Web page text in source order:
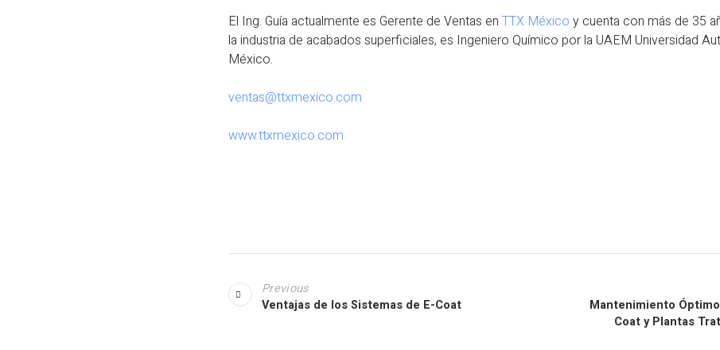
El Ing. Guía actualmente es Gerente de Ventas en TTX México y cuenta con más de 35
la industria de acabados superficiales, es Ingeniero Químico por la UAEM Universidad
México.
ventas@ttxmexico.com
www.ttxmexico.com
Previous
Ventajas de los Sistemas de E-Coat
Mantenimiento
Coat y Plantas